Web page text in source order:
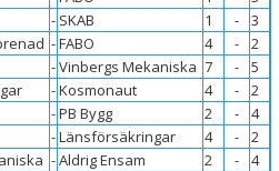
- SKAB 1 -
3
-FABO 4 -
2
-Vinbergs Mekaniska 7 -
5
-Kosmonaut 4 -
2
-PB Bygg 2 -
4
-Länsförsäkringar 4 -
2
-Aldrig Ensam 2 -
4